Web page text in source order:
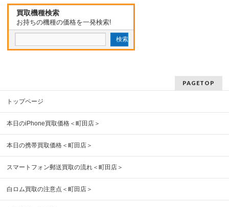
買取機種検索
お持ちの機種の価格を一発検索!
PAGETOP
トップページ
本日のiPhone買取価格＜町田店＞
本日の携帯買取価格＜町田店＞
スマートフォン郵送買取の流れ＜町田店＞
白ロム買取の注意点＜町田店＞